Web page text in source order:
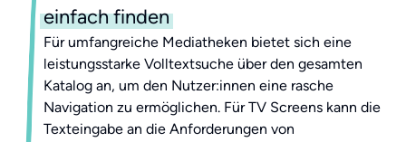
einfach finden
Für umfangreiche Mediatheken bietet sich eine
leistungsstarke Volltextsuche über den gesamten
Katalog an, um den Nutzer:innen eine rasche
Navigation zu ermöglichen. Für TV Screens kann die
Texteingabe an die Anforderungen von